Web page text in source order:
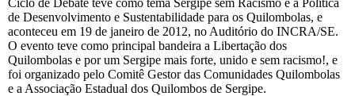
de Desenvolvimento e Sustentabilidade para os Quilombolas, e
aconteceu em 19 de janeiro de 2012, no Auditório do INCRA/SE.
O evento teve como principal bandeira a Libertação dos
Quilombolas e por um Sergipe mais forte, unido e sem racismo!, e
foi organizado pelo Comitê Gestor das Comunidades Quilombolas
e a Associação Estadual dos Quilombos de Sergipe.